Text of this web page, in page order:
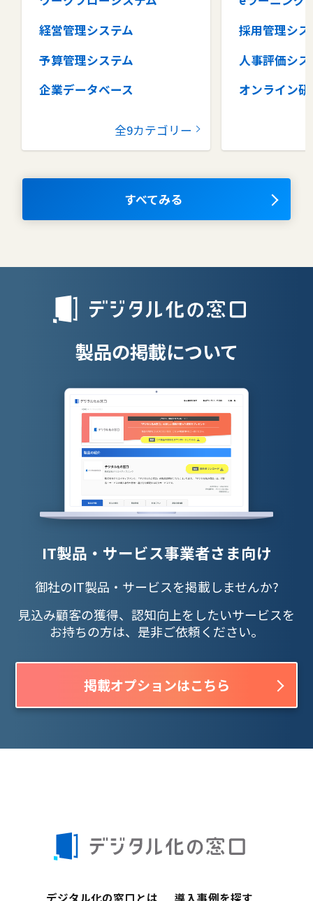
経営管理システム
予算管理システム
企業データベース
コラボレーションツール
ナレッジマネジメントツール
全9カテゴリー
採用管理シス
人事評価シ
オンライン研
タレントマ
OKRツール
授業支援シス
すべてみる
製品の掲載について
IT製品・サービス事業者さま向け
御社のIT製品・サービスを掲載しませんか?
見込み顧客の獲得、認知向上をしたいサービスを
お持ちの方は、是非ご依頼ください。
掲載オプションはこちら
デジタル化の窓口とは 導入事例を探す